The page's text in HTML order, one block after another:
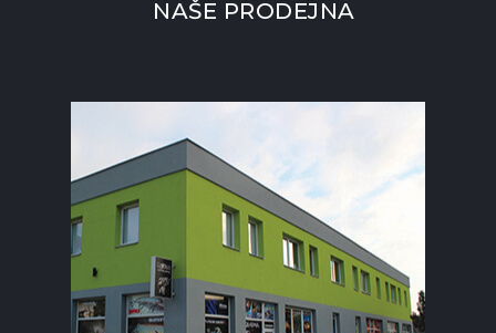
NAŠE PRODEJNA